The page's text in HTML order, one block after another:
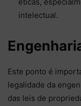
intelectual.
Este ponto é
legalidade da
das leis de